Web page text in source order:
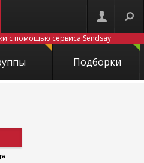
с помощью сервиса Sendsay
Подборки